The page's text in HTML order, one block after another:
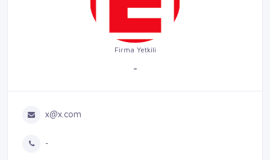
Firma Yetkili
-
x@x.com
-